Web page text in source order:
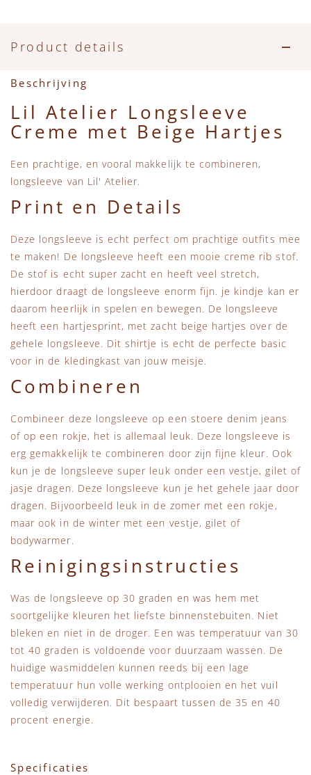
Zwemkleding
Feestkleding
Beren, Speendoekjes en Knuffeldoekjes
Tassen
Verzorgingsproducten
Mini Rodini
+1 in the family
New Balance
Piupiuchick
Sproet & Sprout
Tiny Cottons
Product details
Beschrijving
Lil Atelier Longsleeve
Creme met Beige Hartjes
Een prachtige, en vooral makkelijk te combineren,
longsleeve van Lil' Atelier.
Print en Details
Deze longsleeve is echt perfect om prachtige outfits mee
te maken! De longsleeve heeft een mooie creme rib stof.
De stof is echt super zacht en heeft veel stretch,
hierdoor draagt de longsleeve enorm fijn. je kindje kan er
daarom heerlijk in spelen en bewegen. De longsleeve
heeft een hartjesprint, met zacht beige hartjes over de
gehele longsleeve. Dit shirtje is echt de perfecte basic
voor in de kledingkast van jouw meisje.
Combineren
Combineer deze longsleeve op een stoere denim jeans
of op een rokje, het is allemaal leuk. Deze longsleeve is
erg gemakkelijk te combineren door zijn fijne kleur. Ook
kun je de longsleeve super leuk onder een vestje, gilet of
jasje dragen. Deze longsleeve kun je het gehele jaar door
dragen. Bijvoorbeeld leuk in de zomer met een rokje,
maar ook in de winter met een vestje, gilet of
bodywarmer.
Reinigingsinstructies
Was de longsleeve op 30 graden en was hem met
soortgelijke kleuren het liefste binnenstebuiten. Niet
bleken en niet in de droger. Een was temperatuur van 30
tot 40 graden is voldoende voor duurzaam wassen. De
huidige wasmiddelen kunnen reeds bij een lage
temperatuur hun volle werking ontplooien en het vuil
volledig verwijderen. Dit bespaart tussen de 35 en 40
procent energie.
Specificaties